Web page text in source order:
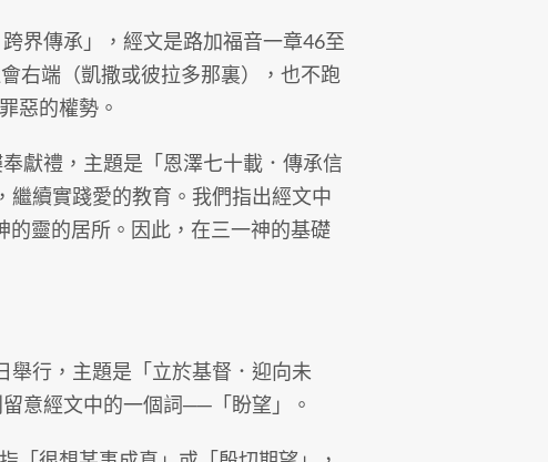
傳承」，經文是路加福音一章46至
右端（凱撒或彼拉多那裏），也不跑
惡的權勢。
獻禮，主題是「恩澤七十載．傳承信
續實踐愛的教育。我們指出經文中
的靈的居所。因此，在三一神的基礎
行，主題是「立於基督．迎向未
意經文中的一個詞──「盼望」。